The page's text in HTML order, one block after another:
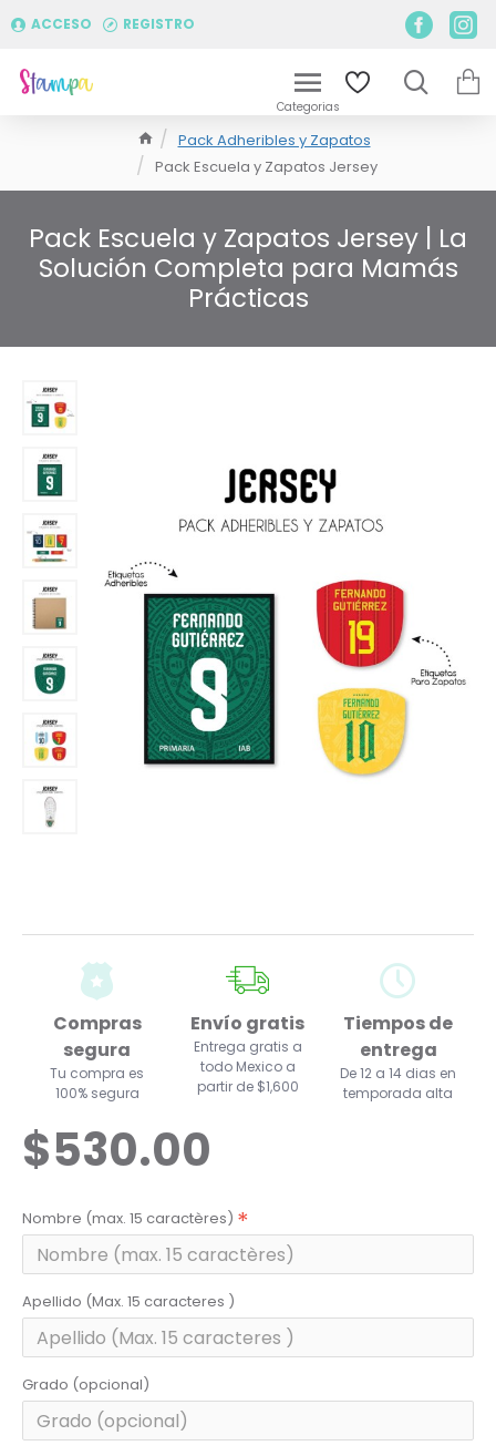
ACCESO REGISTRO
Pack Adheribles y Zapatos
Pack Escuela y Zapatos Jersey
Pack Escuela y Zapatos Jersey | La
Solución Completa para Mamás
Prácticas
Compras
segura
Tu compra es
100% segura
Envío gratis
Entrega gratis a
todo Mexico a
partir de $1,600
Tiempos de
entrega
De 12 a 14 dias en
temporada alta
$530.00
Nombre (max. 15 caractères)
Apellido (Max. 15 caracteres )
Grado (opcional)